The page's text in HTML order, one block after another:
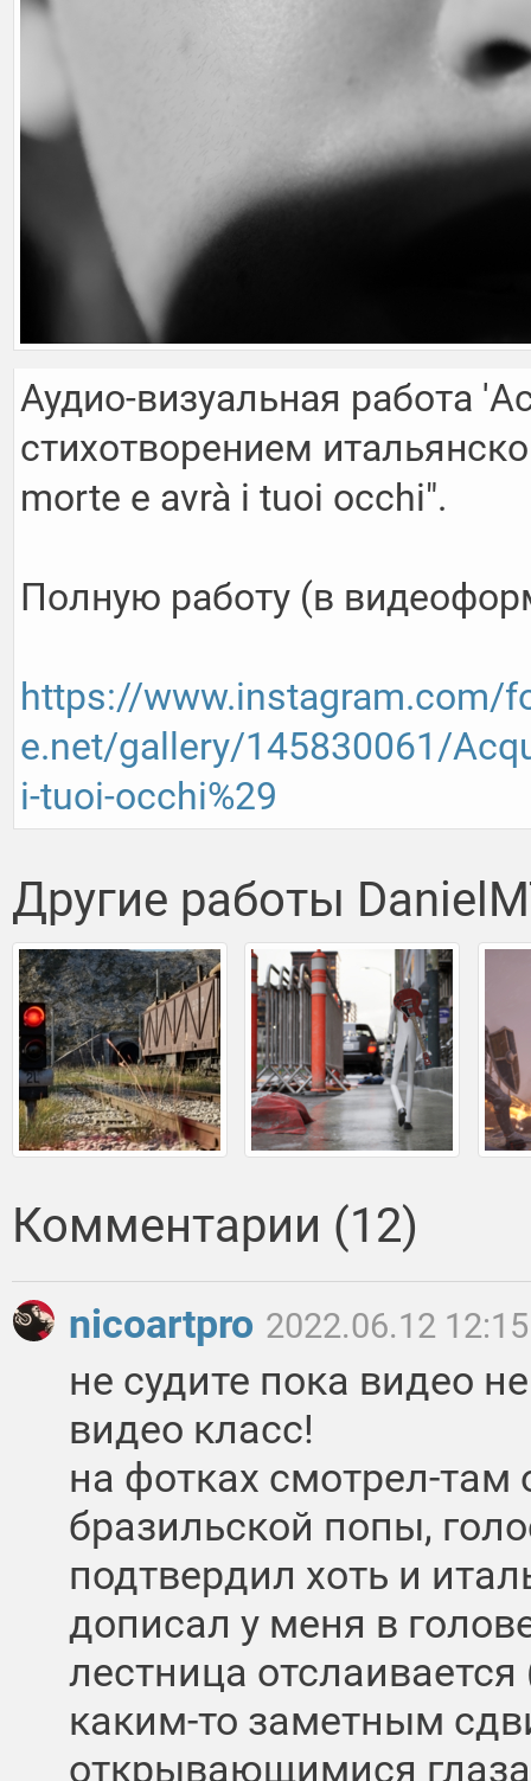
Аудио-визуальная работа
стихотворением
morte e avrà i tuoi occhi".
Полную работу (в
https://www.instagram.com/
e.net/gallery/145830061/
i-tuoi-occhi%29
Другие работы
Комментарии (12)
nicoartpro 2022.06.12 12:15
не судите пока видео
видео класс!
на фотках смотрел-там
бразильской попы,
подтвердил хоть и
дописал у меня в
лестница отслаивается
каким-то заметным
открывающимися